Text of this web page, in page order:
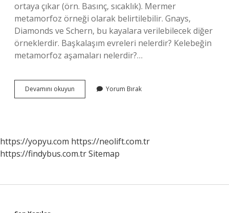
ortaya çıkar (örn. Basınç, sıcaklık). Mermer
metamorfoz örneği olarak belirtilebilir. Gnays,
Diamonds ve Schern, bu kayalara verilebilecek diğer
örneklerdir. Başkalaşım evreleri nelerdir? Kelebeğin
metamorfoz aşamaları nelerdir?…
Devamını okuyun Kurbağanın
Başkalaşımı
Yorum Bırak
https://yopyu.com https://neolift.com.tr
https://findybus.com.trSitemap